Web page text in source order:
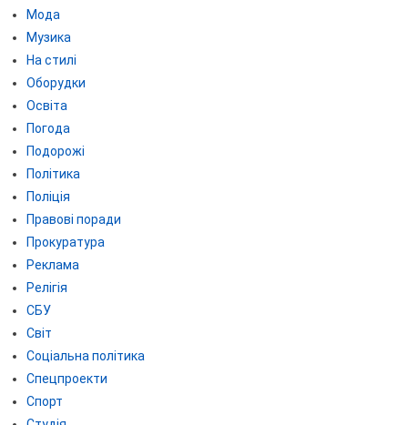
Мода
Музика
На стилі
Оборудки
Освіта
Погода
Подорожі
Політика
Поліція
Правові поради
Прокуратура
Реклама
Релігія
СБУ
Світ
Соціальна політика
Спецпроекти
Спорт